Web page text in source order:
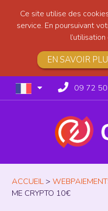
Ce site utilise des
service. En poursuivant
EN SAVOIR
09 72
ACCUEIL>
ME CRYPTO 10€